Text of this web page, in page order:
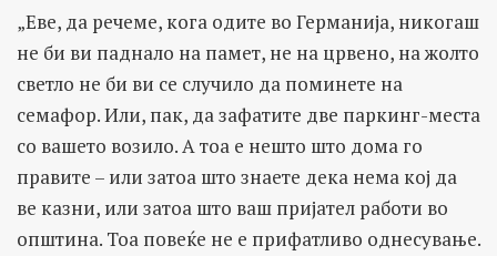
„Еве, да речеме, кога одите во Германија, никогаш
не би ви паднало на памет, не на црвено, на жолто
светло не би ви се случило да поминете на
семафор. Или, пак, да зафатите две паркинг-места
со вашето возило. A тоа е нешто што дома го
правите – или затоа што знаете дека нема кој да
ве казни, или затоа што ваш пријател работи во
општина. Тоа повеќе не е прифатливо однесување.